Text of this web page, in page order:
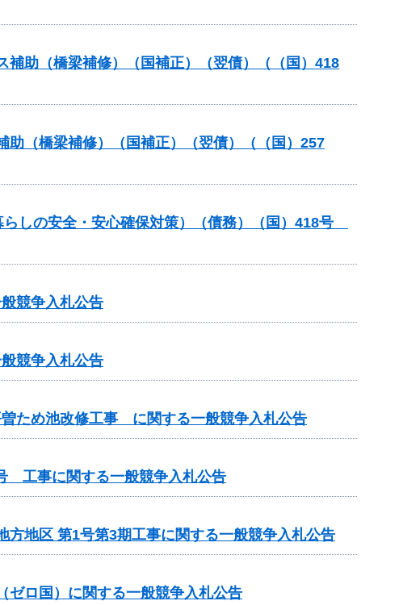
助（橋梁補修）（国補正）（翌債）（（国）418
（橋梁補修）（国補正）（翌債）（（国）257
しの安全・安心確保対策）（債務）（国）418号
競争入札公告
競争入札公告
ため池改修工事 に関する一般競争入札公告
工事に関する一般競争入札公告
方地区 第1号第3期工事に関する一般競争入札公告
ゼロ国）に関する一般競争入札公告